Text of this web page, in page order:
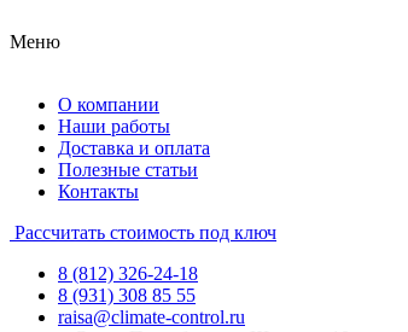
Меню
О компании
Наши работы
Доставка и оплата
Полезные статьи
Контакты
Рассчитать стоимость под ключ
8 (812) 326-24-18
8 (931) 308 85 55
raisa@climate-control.ru